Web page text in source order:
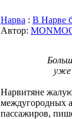
Нарва : В Нарве
Автор:
уже
Нарвитяне
междугородных
пассажиров,